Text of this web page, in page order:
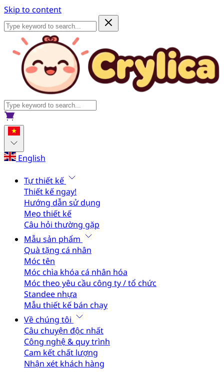
Skip to content
English
Tự thiết kế
Thiết kế ngay!
Hướng dẫn sử dụng
Mẹo thiết kế
Câu hỏi thường gặp
Mẫu sản phẩm
Quà tặng cá nhân
Móc tên
Móc chìa khóa cá nhân hóa
Móc theo yêu cầu công ty / tổ chức
Standee nhựa
Mẫu thiết kế bán chạy
Về chúng tôi
Câu chuyện độc nhất
Công nghệ & quy trình
Cam kết chất lượng
Nhận xét khách hàng